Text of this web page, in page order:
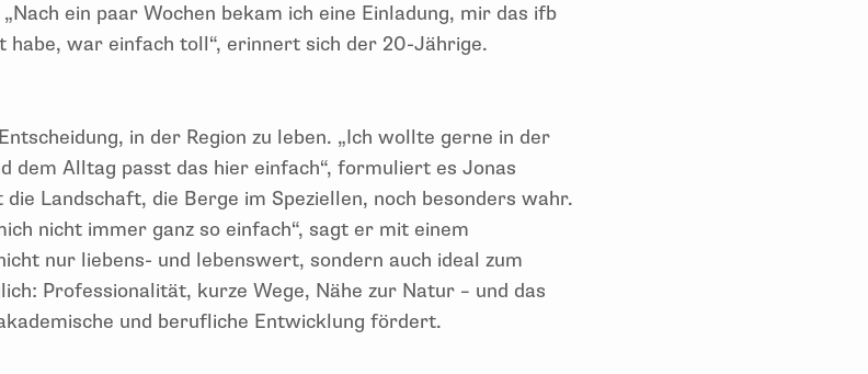
ein paar Wochen bekam ich eine Einladung, mir das ifb
habe, war einfach toll“, erinnert sich der 20-Jährige.
in der Region zu leben. „Ich wollte gerne in der
dem Alltag passt das hier einfach“, formuliert es Jonas
Landschaft, die Berge im Speziellen, noch besonders wahr.
nicht immer ganz so einfach“, sagt er mit einem
nur liebens- und lebenswert, sondern auch ideal zum
Professionalität, kurze Wege, Nähe zur Natur – und das
und berufliche Entwicklung fördert.